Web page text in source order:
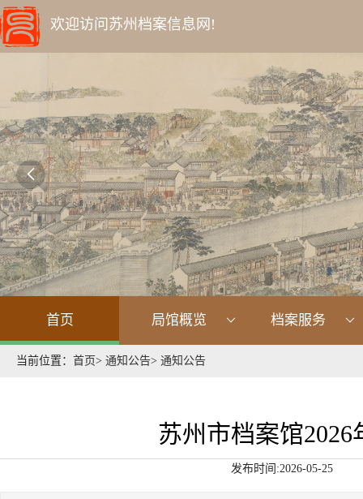
欢迎访问苏州档案信息网!

首页 局馆概览 档案服务
当前位置： 首页> 通知公告> 通知公告
苏州市档案馆
发布时间:2026-05-25